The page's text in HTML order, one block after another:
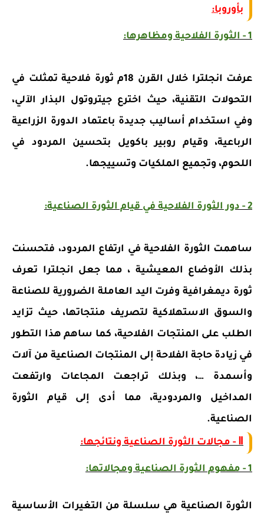
بأوروبا:
1 - الثورة الفلاحية ومظاهرها:
عرفت انجلترا خلال القرن 18م ثورة فلاحية تمثلت في
التحولات التقنية، حيث اخترع جيتروتول البذار الآلي،
وفي استخدام أساليب جديدة باعتماد الدورة الزراعية
الرباعية، وقيام روبير باكويل بتحسين المردود في
اللحوم، وتجميع الملكيات وتسييجها.
2 - دور الثورة الفلاحية في قيام الثورة الصناعية:
ساهمت الثورة الفلاحية في ارتفاع المردود، فتحسنت
بذلك الأوضاع المعيشية ، مما جعل انجلترا تعرف
ثورة ديمغرافية وفرت اليد العاملة الضرورية للصناعة
والسوق الاستهلاكية لتصريف منتجاتها، حيث تزايد
الطلب على المنتجات الفلاحية، كما ساهم هذا التطور
في زيادة حاجة الفلاحة إلى المنتجات الصناعية من آلات
وأسمدة …، وبذلك تراجعت المجاعات وارتفعت
المداخيل والمردودية، مما أدى إلى قيام الثورة
الصناعية.
Ⅱ - مجالات الثورة الصناعية ونتائجها:
1 - مفهوم الثورة الصناعية ومجالاتها:
الثورة الصناعية هي سلسلة من التغيرات الأساسية